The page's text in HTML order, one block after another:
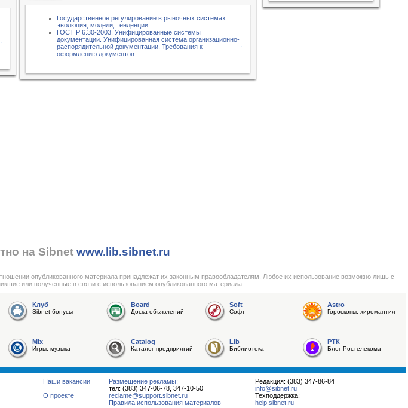
Государственное регулирование в рыночных системах:
эволюция, модели, тенденции
ГОСТ Р 6.30-2003. Унифицированные системы
документации. Унифицированная система организационно-
распорядительной документации. Требования к
оформлению документов
на Sibnet www.lib.sibnet.ru
опубликованного материала принадлежат их законным правообладателям. Любое их использование возможно лишь с
или полученные в связи с использованием опубликованного материала.
Клуб
Sibnet-бонусы
Board
Доска объявлений
Soft
Софт
Astro
Гороскопы, хиромантия
Mix
Игры, музыка
Catalog
Каталог предприятий
Lib
Библиотека
РТК
Блог Ростелекома
Редакция: (383) 347-86-84
info@sibnet.ru
Техподдержка:
help.sibnet.ru
Размещение рекламы:
тел: (383) 347-06-78, 347-10-50
reclame@support.sibnet.ru
Правила использования материалов
Наши вакансии
О проекте